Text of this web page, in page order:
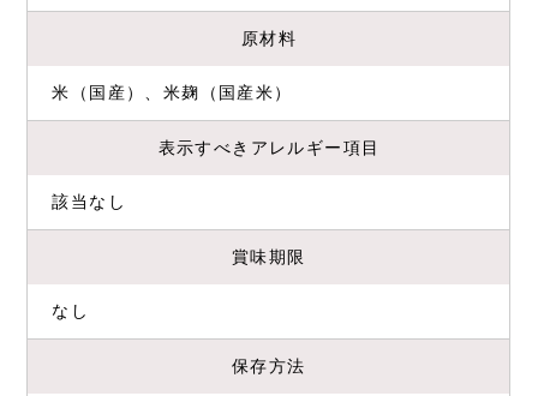
原材料
米（国産）、米麹（国産米）
表示すべきアレルギー項目
該当なし
賞味期限
なし
保存方法